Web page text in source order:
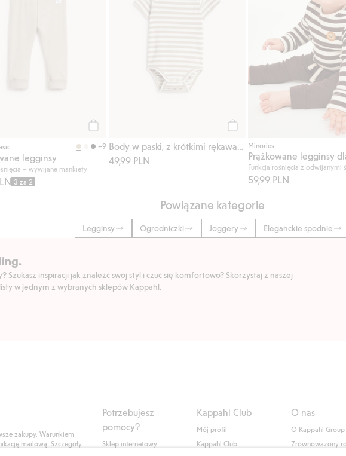
+9
legginsy
– wywijane mankiety
3 za 2
Body w paski, z krótkimi rękawami
49,99 PLN
Minories
Funkcja rośnięcia z odwijanymi
59,99 PLN
Powiązane kategorie
Legginsy Ogrodniczki Joggery Eleganckie spodnie
inspiracji jak znaleźć swój styl i czuć się komfortowo? Skorzystaj z naszej
w jednym z wybranych sklepów Kappahl.
zakupy. Warunkiem
mailową. Szczegóły
Potrzebujesz
pomocy?
Sklep internetowy
Kappahl Club
Mój profil
Kappahl Club
O nas
O Kappahl Group
Zrównoważony